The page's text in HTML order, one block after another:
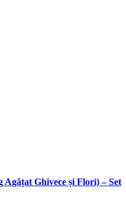
Ghivece și Flori) – Set